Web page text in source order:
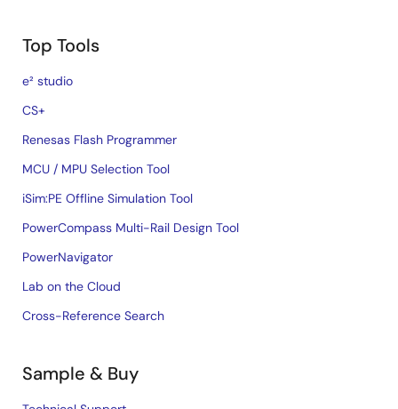
Top Tools
e² studio
CS+
Renesas Flash Programmer
MCU / MPU Selection Tool
iSim:PE Offline Simulation Tool
PowerCompass Multi-Rail Design Tool
PowerNavigator
Lab on the Cloud
Cross-Reference Search
Sample & Buy